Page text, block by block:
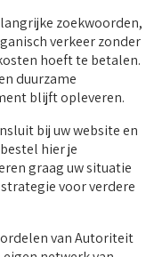
zoekwoorden,
verkeer zonder
hoeft te betalen.
duurzame
blijft opleveren.
bij uw website en
hier je
graag uw situatie
voor verdere
van Autoriteit